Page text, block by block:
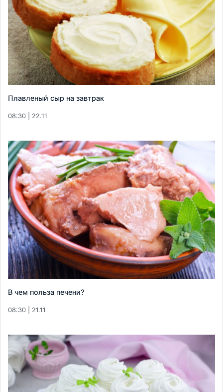
Плавленый сыр на завтрак
08:30 | 22.11
В чем польза печени?
08:30 | 21.11